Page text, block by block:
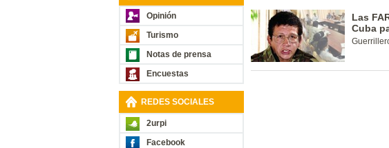
Opinión
Turismo
Notas de prensa
Encuestas
REDES SOCIALES
2urpi
Facebook
Las
Cuba